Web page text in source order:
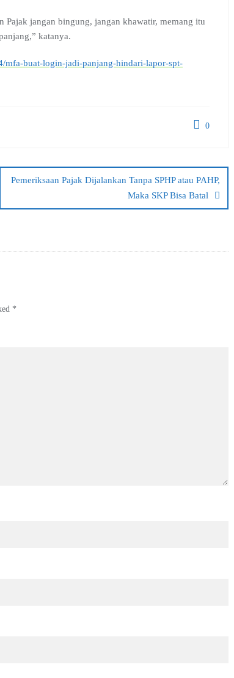
Pajak jangan bingung, jangan khawatir, memang itu
katanya.
mfa-buat-login-jadi-panjang-hindari-lapor-spt-
0
Pemeriksaan Pajak Dijalankan Tanpa SPHP atau PAHP,
Maka SKP Bisa Batal
*